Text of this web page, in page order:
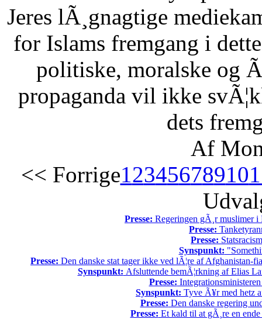
Jeres lÃ¸gnagtige
for Islams fremgang i
politiske, moralske og
propaganda vil ikke
dets
Af
<< Forrige12345678910
Presse: Regeringen gÃ¸r muslimer
Presse:
Presse:
Synspunkt:
Presse: Den danske stat tager ikke ved lÃ¦re af Afghanistan-
Synspunkt: Afsluttende bemÃ¦rkning af Elias
Presse:
Synspunkt: Tyve Ã¥r med hetz
Presse: Den danske regering
Presse: Et kald til at gÃ¸re en